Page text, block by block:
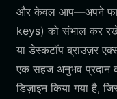
और केवल आप—अपने
keys) को संभाल कर
या डेस्कटॉप ब्राउज़र
एक सहज अनुभव प्रदान
डिज़ाइन किया गया है,